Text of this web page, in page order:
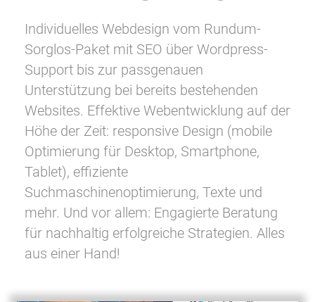
Individuelles Webdesign vom Rundum-
Sorglos-Paket mit SEO über Wordpress-
Support bis zur passgenauen
Unterstützung bei bereits bestehenden
Websites. Effektive Webentwicklung auf der
Höhe der Zeit: responsive Design (mobile
Optimierung für Desktop, Smartphone,
Tablet), effiziente
Suchmaschinenoptimierung, Texte und
mehr. Und vor allem: Engagierte Beratung
für nachhaltig erfolgreiche Strategien. Alles
aus einer Hand!